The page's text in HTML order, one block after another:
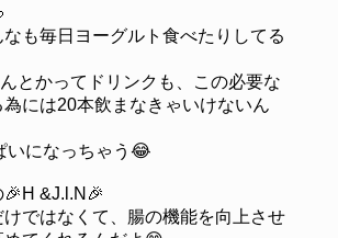
も毎日ヨーグルト食べたりしてる
とかってドリンクも、この必要な
には20本飲まなきゃいけないん
いになっちゃう😂
&J.l.N🎉
ではなくて、腸の機能を向上させ